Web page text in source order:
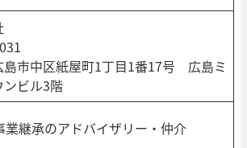
島市中区紙屋町1丁目1番17号 広島ミ
ンビル3階
業継承のアドバイザリー・仲介